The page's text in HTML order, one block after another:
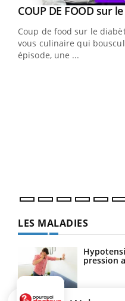
Youtube
COUP DE FOOD sur
Coup de food sur le
vous culinaire qui
épisode, une ...
LES MALADIES
pression